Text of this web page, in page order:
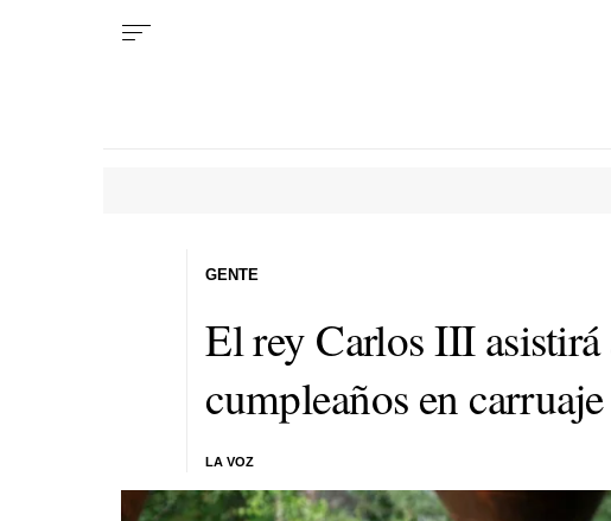
El rey Carlos III
cumpleaños en
LA VOZ
GENTE